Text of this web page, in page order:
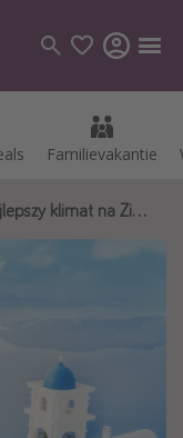
Familievakantie
Familievakantie
Grecja ma najlepszy klimat na Ziemi